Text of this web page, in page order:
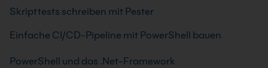
Skripttests schreiben mit Pester
Einfache CI/CD-Pipeline mit PowerShell bauen
PowerShell und das .Net-Framework